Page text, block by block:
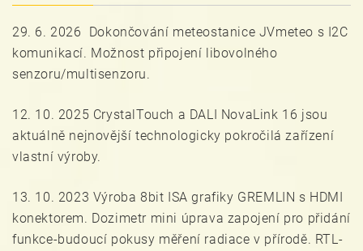
29. 6. 2026 Dokončování meteostanice JVmeteo s I2C
komunikací. Možnost připojení libovolného
senzoru/multisenzoru.
12. 10. 2025 CrystalTouch a DALI NovaLink 16 jsou
aktuálně nejnovější technologicky pokročilá zařízení
vlastní výroby.
13. 10. 2023 Výroba 8bit ISA grafiky GREMLIN s HDMI
konektorem. Dozimetr mini úprava zapojení pro přidání
funkce-budoucí pokusy měření radiace v přírodě. RTL-